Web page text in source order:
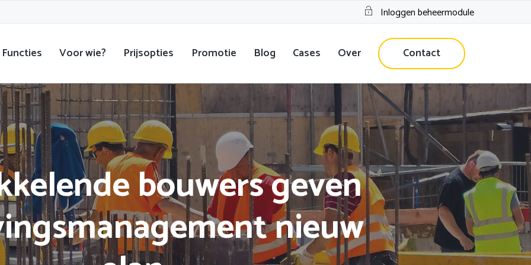
Inloggen beheermodule
Functies Voor wie? Prijsopties Promotie Blog Cases Over Contact
bouwers geven
nieuw